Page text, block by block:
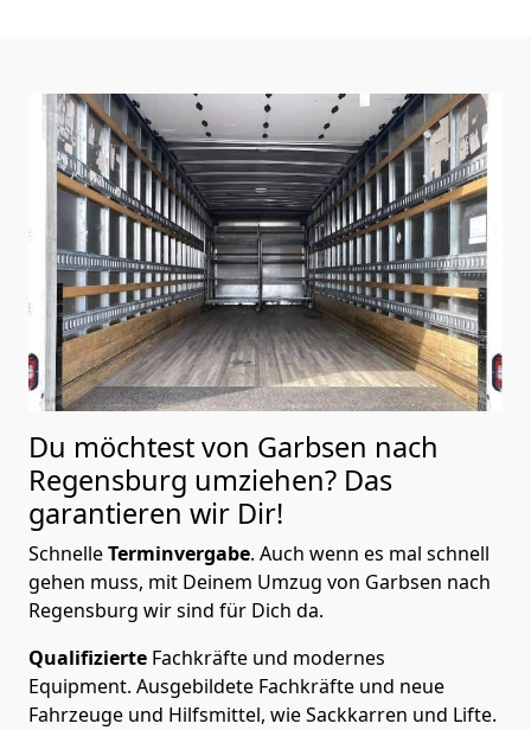
Du möchtest von Garbsen nach
Regensburg umziehen? Das
garantieren wir Dir!
SchnelleTerminvergabe. Auch wenn es mal schnell
gehen muss, mit Deinem Umzug von Garbsen nach
Regensburg wir sind für Dich da.
Qualifizierte Fachkräfte und modernes
Equipment. Ausgebildete Fachkräfte und neue
Fahrzeuge und Hilfsmittel, wie Sackkarren und Lifte.